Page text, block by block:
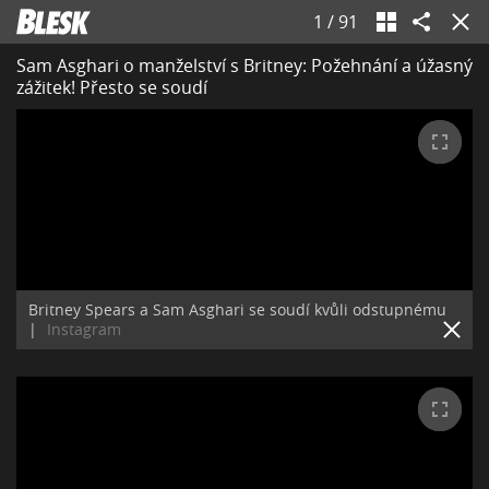
1 / 91
Sam Asghari o manželství s Britney: Požehnání a úžasný
zážitek! Přesto se soudí
Britney Spears a Sam Asghari se soudí kvůli odstupnému
|
Instagram